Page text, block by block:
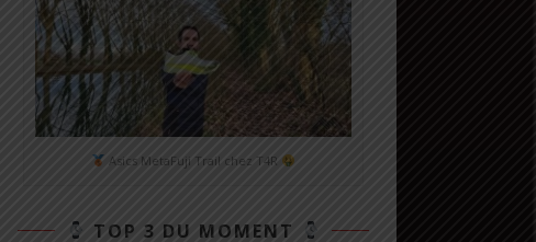
Asics MetaFuji Trail chez T4R
TOP 3 DU MOMENT